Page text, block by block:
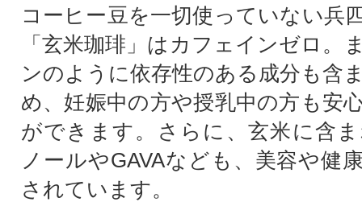
コーヒー豆を一切使っていない兵
「玄米珈琲」はカフェインゼロ。
ンのように依存性のある成分も含
め、妊娠中の方や授乳中の方も安
ができます。さらに、玄米に含
ノールやGAVAなども、美容や健
されています。